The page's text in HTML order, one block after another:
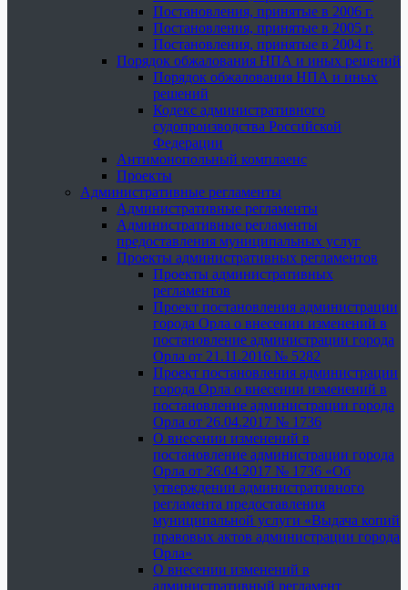
Постановления, принятые в 2006 г.
Постановления, принятые в 2005 г.
Постановления, принятые в 2004 г.
Порядок обжалования НПА и иных решений
Порядок обжалования НПА и иных
решений
Кодекс административного
судопроизводства Российской
Федерации
Антимонопольный комплаенс
Проекты
Административные регламенты
Административные регламенты
Административные регламенты
предоставления муниципальных услуг
Проекты административных регламентов
Проекты административных
регламентов
Проект постановления администрации
города Орла о внесении изменений в
постановление администрации города
Орла от 21.11.2016 № 5282
Проект постановления администрации
города Орла о внесении изменений в
постановление администрации города
Орла от 26.04.2017 № 1736
О внесении изменений в
постановление администрации города
Орла от 26.04.2017 № 1736 «Об
утверждении административного
регламента предоставления
муниципальной услуги «Выдача копий
правовых актов администрации города
Орла»
О внесении изменений в
административный регламент